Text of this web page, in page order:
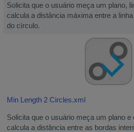
Solicita que o usuário meça um plano,
calcula a distância máxima entre a
do círculo.
Min Length 2 Circles.xml
Solicita que o usuário meça um plano
calcula a distância entre as bordas